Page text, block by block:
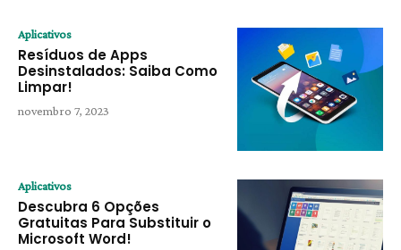
Aplicativos
Resíduos de Apps
Desinstalados: Saiba Como
Limpar!
novembro 7, 2023
Aplicativos
Descubra 6 Opções
Gratuitas Para Substituir o
Microsoft Word!